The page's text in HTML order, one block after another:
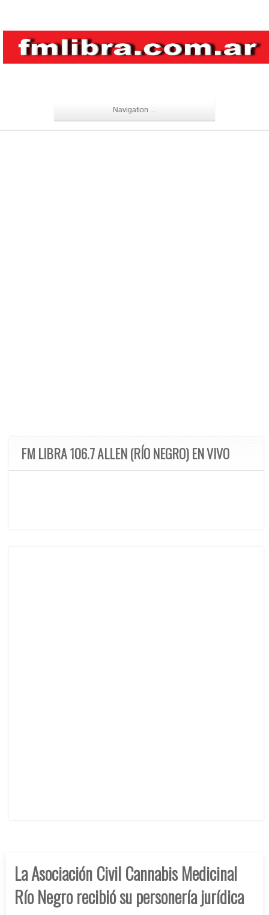
Navigation ...
FM LIBRA 106.7 ALLEN (RÍO NEGRO) EN VIVO
La Asociación Civil Cannabis Medicinal
Río Negro recibió su personería jurídica